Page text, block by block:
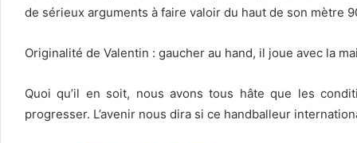
de sérieux arguments à faire valoir du haut de son mètre
Originalité de Valentin : gaucher au hand, il joue avec la
Quoi qu’il en soit, nous avons tous hâte que les
progresser. L’avenir nous dira si ce handballeur